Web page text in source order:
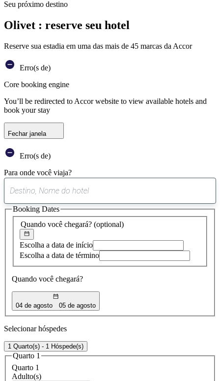
Seu próximo destino
Olivet : reserve seu hotel
Reserve sua estadia em uma das mais de 45 marcas da Accor
Erro(s de)
Core booking engine
You’ll be redirected to Accor website to view available hotels and
book your stay
Fechar janela
Erro(s de)
Para onde você viaja?
sugestão
encontrada
Quando você chegará? (optional)
Escolha a data de início
Escolha a data de término
Quando você chegará?
04 de agosto 05 de agosto
Booking Dates
Selecionar hóspedes
1 Quarto(s) - 1 Hóspede(s)
Quarto 1
Quarto 1
Adulto(s)